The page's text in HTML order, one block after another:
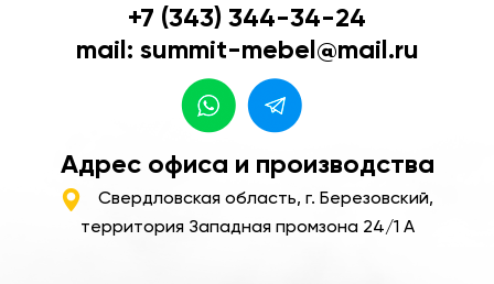
+7 (343) 344-34-24
mail: summit-mebel@mail.ru
Адрес офиса и производства
Свердловская область, г. Березовский,
территория Западная промзона 24/1 А